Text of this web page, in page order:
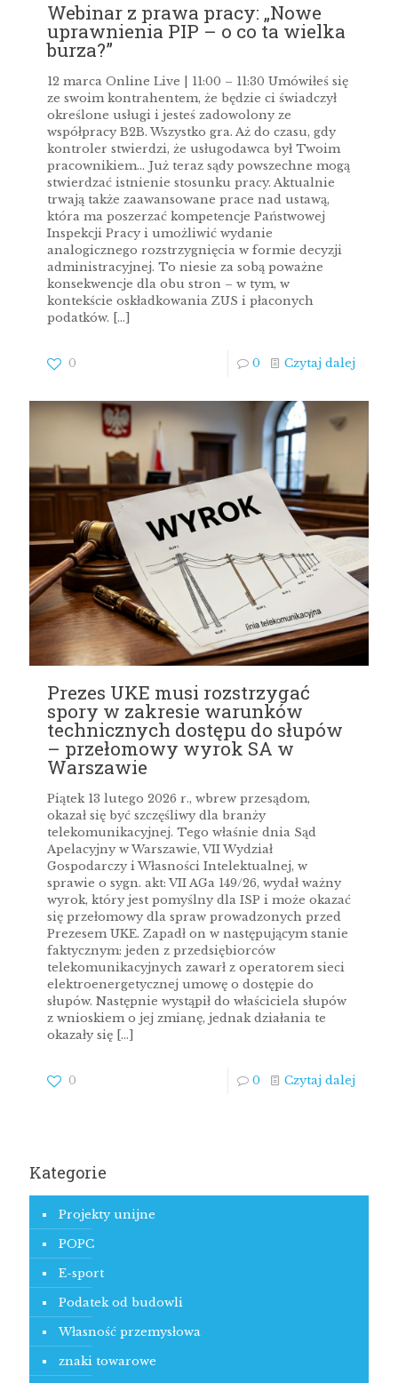
Webinar z prawa pracy: „Nowe
uprawnienia PIP – o co ta wielka
burza?”
12 marca Online Live | 11:00 – 11:30 Umówiłeś się
ze swoim kontrahentem, że będzie ci świadczył
określone usługi i jesteś zadowolony ze
współpracy B2B. Wszystko gra. Aż do czasu, gdy
kontroler stwierdzi, że usługodawca był Twoim
pracownikiem… Już teraz sądy powszechne mogą
stwierdzać istnienie stosunku pracy. Aktualnie
trwają także zaawansowane prace nad ustawą,
która ma poszerzać kompetencje Państwowej
Inspekcji Pracy i umożliwić wydanie
analogicznego rozstrzygnięcia w formie decyzji
administracyjnej. To niesie za sobą poważne
konsekwencje dla obu stron – w tym, w
kontekście oskładkowania ZUS i płaconych
podatków. […]
0 0 Czytaj dalej
Prezes UKE musi rozstrzygać
spory w zakresie warunków
technicznych dostępu do słupów
– przełomowy wyrok SA w
Warszawie
Piątek 13 lutego 2026 r., wbrew przesądom,
okazał się być szczęśliwy dla branży
telekomunikacyjnej. Tego właśnie dnia Sąd
Apelacyjny w Warszawie, VII Wydział
Gospodarczy i Własności Intelektualnej, w
sprawie o sygn. akt: VII AGa 149/26, wydał ważny
wyrok, który jest pomyślny dla ISP i może okazać
się przełomowy dla spraw prowadzonych przed
Prezesem UKE. Zapadł on w następującym stanie
faktycznym: jeden z przedsiębiorców
telekomunikacyjnych zawarł z operatorem sieci
elektroenergetycznej umowę o dostępie do
słupów. Następnie wystąpił do właściciela słupów
z wnioskiem o jej zmianę, jednak działania te
okazały się […]
0 0 Czytaj dalej
Kategorie
Projekty unijne
POPC
E-sport
Podatek od budowli
Własność przemysłowa
znaki towarowe